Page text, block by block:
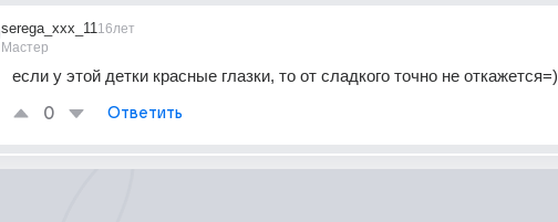
serega_xxx_11
Мастер
16лет
если у этой детки красные глазки, то от сладкого точно не откажется=)
0 Ответить